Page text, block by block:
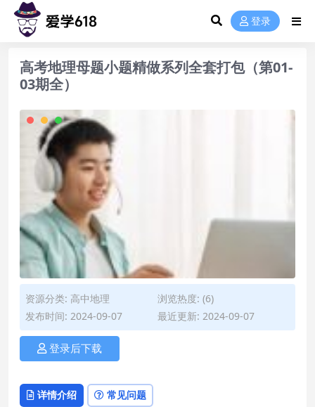
登录
高考地理母题小题精做系列全套打包（第01-
03期全）
资源分类: 高中地理
浏览热度: (6)
发布时间: 2024-09-07
最近更新: 2024-09-07
登录后下载
详情介绍 常见问题